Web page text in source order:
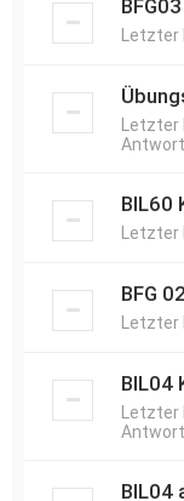
BIL60
BFG
BIL04
BIL04